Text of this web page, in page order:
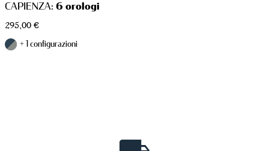
CAPIENZA: 6 orologi
295,00 €
+ 1 configurazioni